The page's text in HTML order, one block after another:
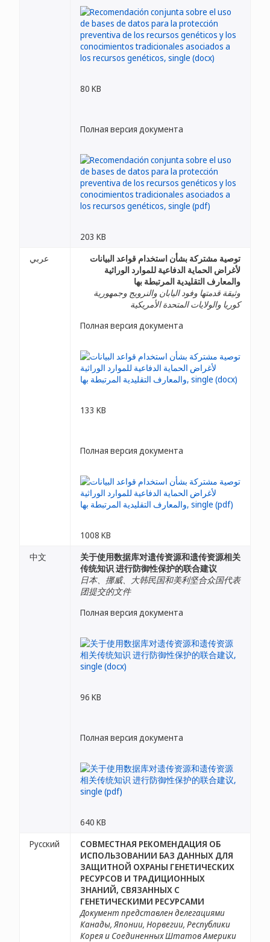
80 KB
Полная версия документа
203 KB
عربي
توصية مشتركة بشأن استخدام قواعد البيانات
لأغراض الحماية الدفاعية للموارد الوراثية
والمعارف التقليدية المرتبطة بها
وثيقة قدمتها وفود اليابان والنرويج وجمهورية
كوريا والولايات المتحدة الأمريكية
Полная версия документа
133 KB
Полная версия документа
1008 KB
中文
关于使用数据库对遗传资源和遗传资源相关
传统知识 进行防御性保护的联合建议
日本、挪威、大韩民国和美利坚合众国代表
团提交的文件
Полная версия документа
96 KB
Полная версия документа
640 KB
Русский
СОВМЕСТНАЯ РЕКОМЕНДАЦИЯ ОБ
ИСПОЛЬЗОВАНИИ БАЗ ДАННЫХ ДЛЯ
ЗАЩИТНОЙ ОХРАНЫ ГЕНЕТИЧЕСКИХ
РЕСУРСОВ И ТРАДИЦИОННЫХ
ЗНАНИЙ, СВЯЗАННЫХ С
ГЕНЕТИЧЕСКИМИ РЕСУРСАМИ
Документ представлен делегациями
Канады, Японии, Норвегии, Республики
Корея и Соединенных Штатов Америки